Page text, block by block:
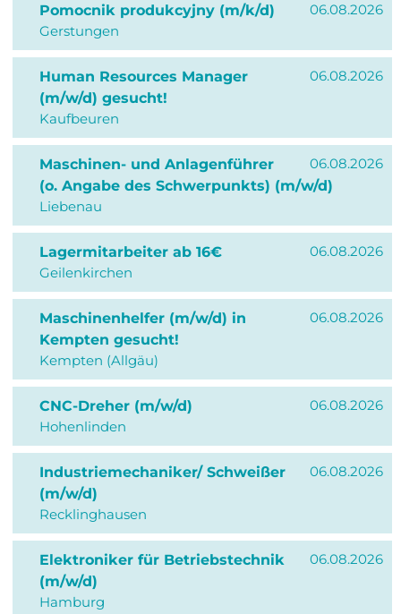
06.08.2026
Pomocnik produkcyjny (m/k/d)
Gerstungen
06.08.2026
Human Resources Manager
(m/w/d) gesucht!
Kaufbeuren
06.08.2026
Maschinen- und Anlagenführer
(o. Angabe des Schwerpunkts) (m/w/d)
Liebenau
06.08.2026
Lagermitarbeiter ab 16€
Geilenkirchen
06.08.2026
Maschinenhelfer (m/w/d) in
Kempten gesucht!
Kempten (Allgäu)
06.08.2026
CNC-Dreher (m/w/d)
Hohenlinden
06.08.2026
Industriemechaniker/ Schweißer
(m/w/d)
Recklinghausen
06.08.2026
Elektroniker für Betriebstechnik
(m/w/d)
Hamburg